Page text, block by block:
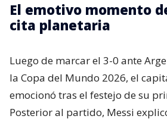
El emotivo momento
cita planetaria
Luego de marcar el 3-0 ante
la Copa del Mundo 2026, el
emocionó tras el festejo de su
Posterior al partido, Messi